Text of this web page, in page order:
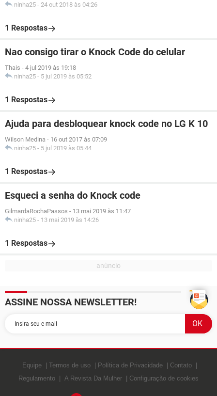
ninha25 - 24 out 2018 às 04:26
1 Respostas
Nao consigo tirar o Knock Code do celular
Thais - 4 jul 2019 às 19:18
ninha25 - 5 jul 2019 às 05:52
1 Respostas
Ajuda para desbloquear knock code no LG K 10
Wilson Medina - 16 out 2017 às 07:09
ninha25 - 5 jul 2019 às 05:44
1 Respostas
Esqueci a senha do Knock code
GilmardaRochaPassos - 13 mai 2019 às 11:47
ninha25 - 13 mai 2019 às 14:26
1 Respostas
ASSINE NOSSA NEWSLETTER!
Equipe Termos de uso Política de Privacidade
Contato
Regulamento
A Revista Da Mulher Configuração de cookies